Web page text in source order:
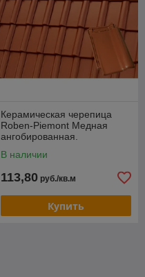
Керамическая черепица
Roben-Piemont Медная
ангобированная.
В наличии
113,80 руб./кв.м
Купить